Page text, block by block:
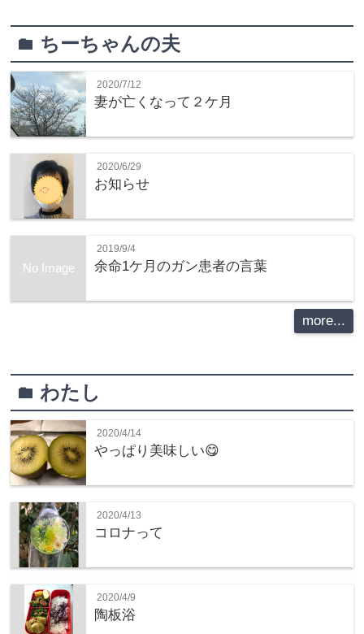
folder ちーちゃんの夫
2020/7/12
妻が亡くなって２ケ月
2020/6/29
お知らせ
No Image
2019/9/4
余命1ケ月のガン患者の言葉
more...
folderわたし
2020/4/14
やっぱり美味しい😋
2020/4/13
コロナって
2020/4/9
陶板浴